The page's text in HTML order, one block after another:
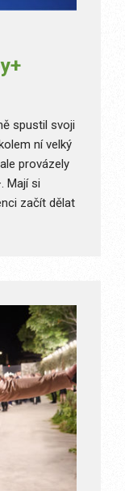
spustil svoji
ní velký
provázely
Mají si
začít dělat